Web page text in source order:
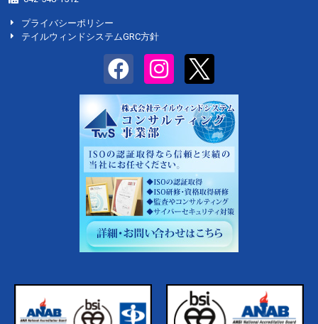
プライバシーポリシー
テイルウィンドシステムGRC方針